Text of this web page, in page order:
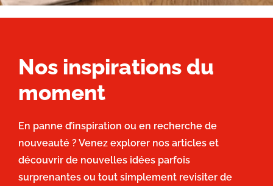
Nos inspirations du
moment
En panne d’inspiration ou en recherche de
nouveauté ? Venez explorer nos articles et
découvrir de nouvelles idées parfois
surprenantes ou tout simplement revisiter de